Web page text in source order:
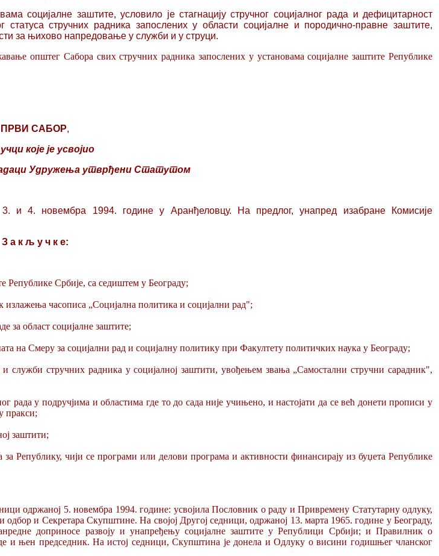
социјалне заштите, условило је стагнацију стручног социјалног рада и дефицитарност
стручних радника запослених у области социјалне и породично-правне заштите,
за њихово напредовање у служби и у струци.
општег Сабора свих стручних радника запослених у установама социјалне заштите Републике
ПРВИ САБОР,
које је усвојио
Удружења утврђени Статутом
3. и 4. новембра 1994. године у Аранђеловцу.
На предлог, унапред изабране Комисије
З а к љ у ч к е:
Републике Србије, са седиштем у Београду;
излажења часописа „Социјална политика и социјални рад";
за област социјалне заштите;
на Смеру за социјални рад и социјалну политику при Факултету политичких наука у Београду;
служби стручних радника у социјалној заштити, увођењем звања „Самостални стручни сарадник",
рада у подручјима и областима где то до сада није учињено, и настојати да се већ донети прописи у
пракси;
заштити;
Републику, чији се програми или делови програма и активности финансирају из буџета Републике
одржаној 5. новембра 1994. године: усвојила Пословник о раду и Привремену Статутарну одлуку,
и Секретара Скупштине. На својој Другој седници, одржаној 13. марта 1965. године у Београду,
доприносе развоју и унапређењу социјалне заштите у Републици Србији; и Правилник о
и њен председник. На истој седници, Скупштина је донела и Одлуку о висини годишњег чланског